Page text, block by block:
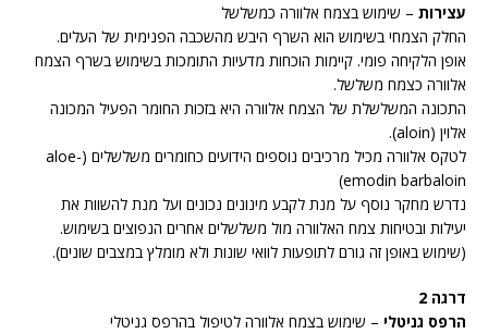
עצירות – שימוש בצמח אלוורה כמשלשל
החלק הצמחי בשימוש הוא השרף היבש מהשכבה הפנימית של העלים.
אופן הלקיחה פומי. קיימות הוכחות מדעיות התומכות בשימוש בשרף הצמח
אלוורה כצמח משלשל.
התכונה המשלשלת של הצמח אלוורה היא בזכות החומר הפעיל המכונה
אלוין (aloin).
לטקס אלוורה מכיל מרכיבים נוספים הידועים כחומרים משלשלים (aloe-
emodin barbaloin)
נדרש מחקר נוסף על מנת לקבע מינונים נכונים ועל מנת להשוות את
יעילות ובטיחות צמח האלוורה מול משלשלים אחרים הנפוצים בשימוש.
(שימוש באופן זה גורם לתופעות לוואי שונות ולא מומלץ במצבים שונים).
דרגה 2
הרפס גניטלי – שימוש בצמח אלוורה לטיפול בהרפס גניטלי